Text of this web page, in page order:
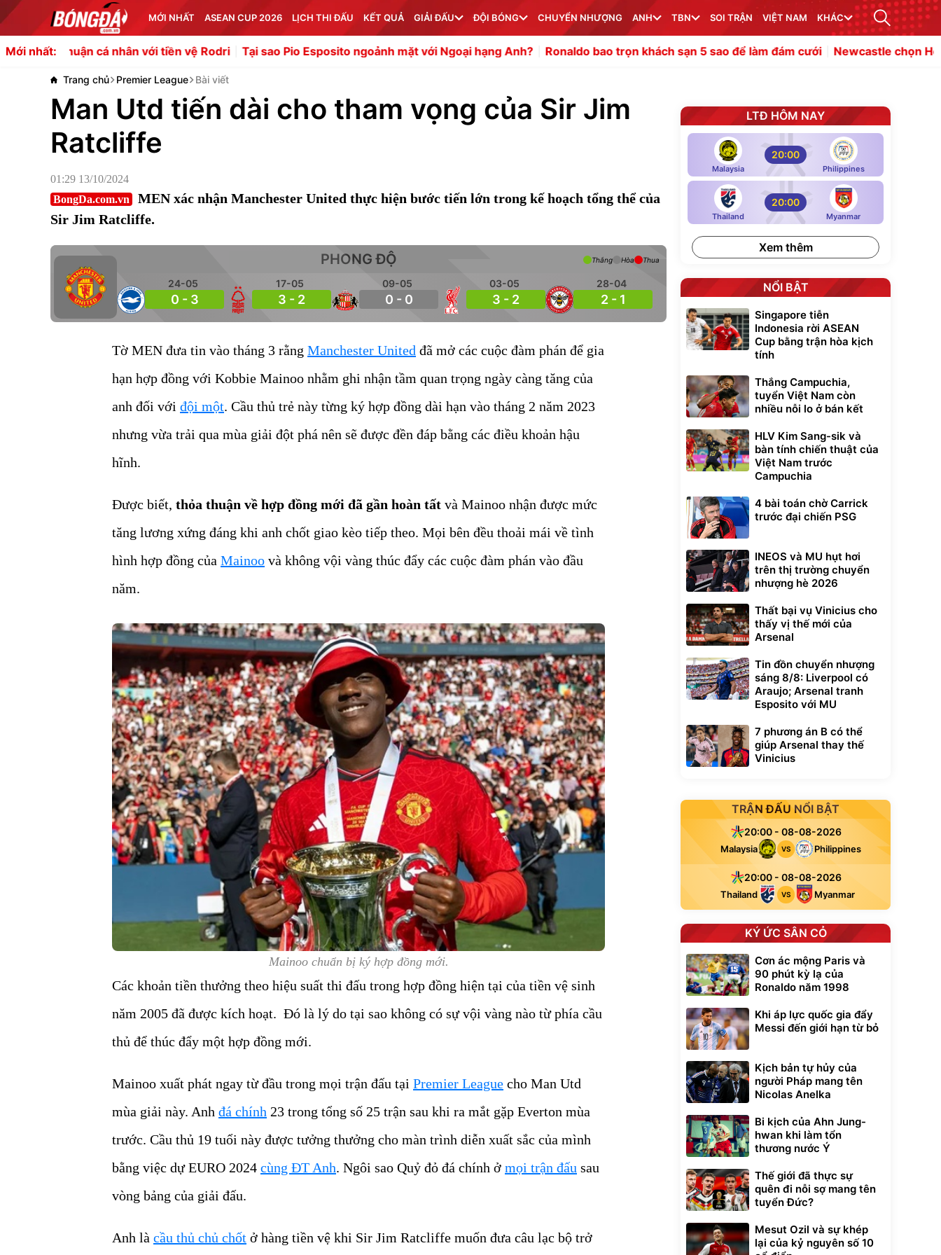
MỚI NHẤT ASEAN CUP 2026 LỊCH THI ĐẤU KẾT QUẢ GIẢI ĐẤU ĐỘI BÓNG CHUYỂN NHƯỢNG ANH TBN SOI TRẬN VIỆT NAM KHÁC
Mới nhất:
cá nhân với tiền vệ Rodri Tại sao Pio Esposito ngoảnh mặt với Ngoại hạng Anh? Ronaldo bao trọn khách sạn 5 sao để làm đám cưới Newcastle chọn Hojbjerg lấp
Trang chủ Premier League Bài viết
Man Utd tiến dài cho tham vọng của Sir Jim
Ratcliffe
01:29 13/10/2024
BongDa.com.vn
MEN xác nhận Manchester United thực hiện bước tiến lớn trong kế hoạch tổng thể của
Sir Jim Ratcliffe.
PHONG ĐỘ
24-05
0 - 3
17-05
3 - 2
09-05
0 - 0
03-05
3 - 2
28-04
2 - 1
Thắng Hòa Thua
Tờ MEN đưa tin vào tháng 3 rằng Manchester United đã mở các cuộc đàm phán để gia
hạn hợp đồng với Kobbie Mainoo nhằm ghi nhận tầm quan trọng ngày càng tăng của
anh đối với đội một. Cầu thủ trẻ này từng ký hợp đồng dài hạn vào tháng 2 năm 2023
nhưng vừa trải qua mùa giải đột phá nên sẽ được đền đáp bằng các điều khoản hậu
hĩnh.
Được biết, thỏa thuận về hợp đồng mới đã gần hoàn tất và Mainoo nhận được mức
tăng lương xứng đáng khi anh chốt giao kèo tiếp theo. Mọi bên đều thoải mái về tình
hình hợp đồng của Mainoo và không vội vàng thúc đẩy các cuộc đàm phán vào đầu
năm.
Mainoo chuẩn bị ký hợp đồng mới.
Các khoản tiền thưởng theo hiệu suất thi đấu trong hợp đồng hiện tại của tiền vệ sinh
năm 2005 đã được kích hoạt. Đó là lý do tại sao không có sự vội vàng nào từ phía cầu
thủ để thúc đẩy một hợp đồng mới.
Mainoo xuất phát ngay từ đầu trong mọi trận đấu tại Premier League cho Man Utd
mùa giải này. Anh đá chính 23 trong tổng số 25 trận sau khi ra mắt gặp Everton mùa
trước. Cầu thủ 19 tuổi này được tưởng thưởng cho màn trình diễn xuất sắc của mình
bằng việc dự EURO 2024 cùng ĐT Anh. Ngôi sao Quỷ đỏ đá chính ở mọi trận đấu sau
vòng bảng của giải đấu.
Anh là cầu thủ chủ chốt ở hàng tiền vệ khi Sir Jim Ratcliffe muốn đưa câu lạc bộ trở
LTĐ HÔM NAY
Malaysia
20:00
Philippines
Thailand
20:00
Myanmar
Xem thêm
NỔI BẬT
Singapore tiễn
Indonesia rời ASEAN
Cup bằng trận hòa kịch
tính
Thắng Campuchia,
tuyển Việt Nam còn
nhiều nỗi lo ở bán kết
HLV Kim Sang-sik và
bàn tính chiến thuật của
Việt Nam trước
Campuchia
4 bài toán chờ Carrick
trước đại chiến PSG
INEOS và MU hụt hơi
trên thị trường chuyển
nhượng hè 2026
Thất bại vụ Vinicius cho
thấy vị thế mới của
Arsenal
Tin đồn chuyển nhượng
sáng 8/8: Liverpool có
Araujo; Arsenal tranh
Esposito với MU
7 phương án B có thể
giúp Arsenal thay thế
Vinicius
TRẬN ĐẤU NỔI BẬT
20:00 - 08-08-2026
Malaysia VS Philippines
20:00 - 08-08-2026
Thailand VS Myanmar
KÝ ỨC SÂN CỎ
Cơn ác mộng Paris và
90 phút kỳ lạ của
Ronaldo năm 1998
Khi áp lực quốc gia đẩy
Messi đến giới hạn từ bỏ
Kịch bản tự hủy của
người Pháp mang tên
Nicolas Anelka
Bi kịch của Ahn Jung-
hwan khi làm tổn
thương nước Ý
Thế giới đã thực sự
quên đi nỗi sợ mang tên
tuyển Đức?
Mesut Ozil và sự khép
lại của kỷ nguyên số 10